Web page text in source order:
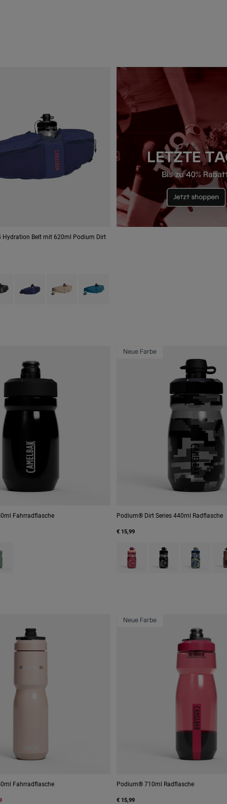
Belt mit 620ml Podium Dirt
Fahrradflasche
type of Black.
swatch type of Moss Green.
Neue Farbe
Podium® Dirt Series 440ml Radflasche
€ 15,99
Product swatch type of Berry
Product swatch type
Product
Fahrradflasche
Neue Farbe
Podium® 710ml Radflasche
€ 15,99